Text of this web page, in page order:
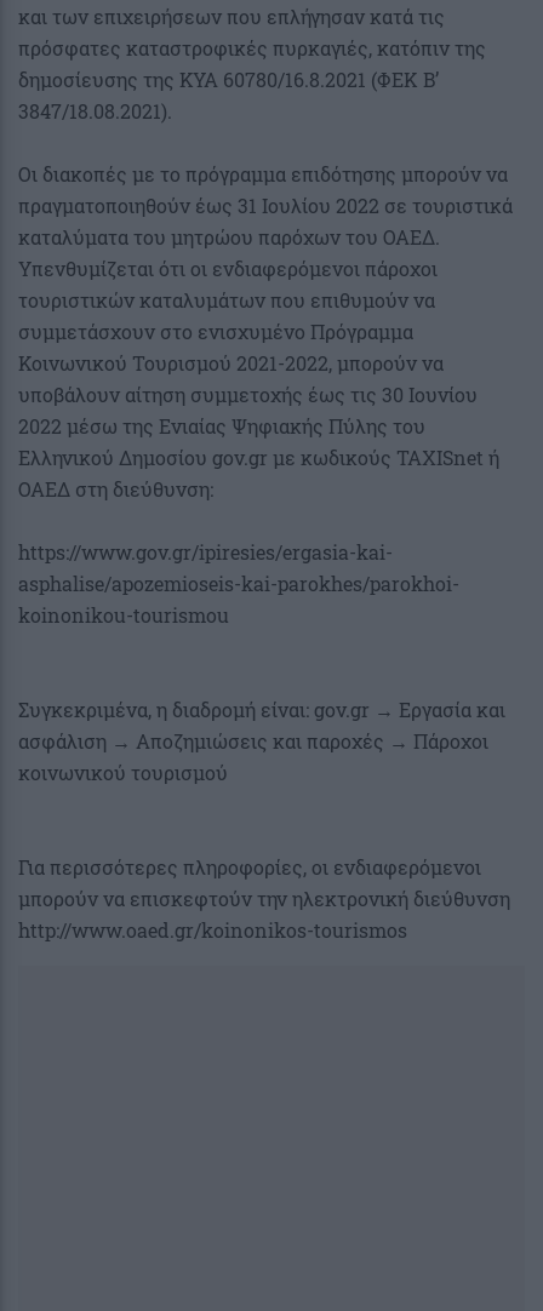
και των επιχειρήσεων που επλήγησαν κατά τις
πρόσφατες καταστροφικές πυρκαγιές, κατόπιν της
δημοσίευσης της ΚΥΑ 60780/16.8.2021 (ΦΕΚ B’
3847/18.08.2021).
Οι διακοπές με το πρόγραμμα επιδότησης μπορούν να
πραγματοποιηθούν έως 31 Ιουλίου 2022 σε τουριστικά
καταλύματα του μητρώου παρόχων του ΟΑΕΔ.
Υπενθυμίζεται ότι οι ενδιαφερόμενοι πάροχοι
τουριστικών καταλυμάτων που επιθυμούν να
συμμετάσχουν στο ενισχυμένο Πρόγραμμα
Κοινωνικού Τουρισμού 2021-2022, μπορούν να
υποβάλουν αίτηση συμμετοχής έως τις 30 Ιουνίου
2022 μέσω της Ενιαίας Ψηφιακής Πύλης του
Ελληνικού Δημοσίου gov.gr με κωδικούς TAXISnet ή
ΟΑΕΔ στη διεύθυνση:
https://www.gov.gr/ipiresies/ergasia-kai-
asphalise/apozemioseis-kai-parokhes/parokhoi-
koinonikou-tourismou
Συγκεκριμένα, η διαδρομή είναι: gov.gr → Εργασία και
ασφάλιση → Αποζημιώσεις και παροχές → Πάροχοι
κοινωνικού τουρισμού
Για περισσότερες πληροφορίες, οι ενδιαφερόμενοι
μπορούν να επισκεφτούν την ηλεκτρονική διεύθυνση
http://www.oaed.gr/koinonikos-tourismos